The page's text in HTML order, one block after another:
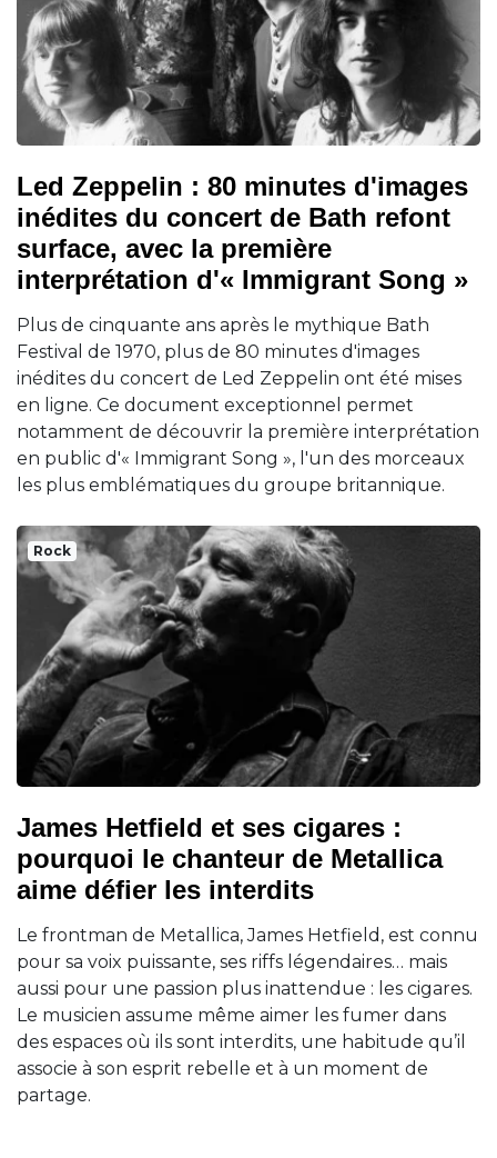
Led Zeppelin : 80 minutes d'images
inédites du concert de Bath refont
surface, avec la première
interprétation d'« Immigrant Song »
Plus de cinquante ans après le mythique Bath
Festival de 1970, plus de 80 minutes d'images
inédites du concert de Led Zeppelin ont été mises
en ligne. Ce document exceptionnel permet
notamment de découvrir la première interprétation
en public d'« Immigrant Song », l'un des morceaux
les plus emblématiques du groupe britannique.
Rock
James Hetfield et ses cigares :
pourquoi le chanteur de Metallica
aime défier les interdits
Le frontman de Metallica, James Hetfield, est connu
pour sa voix puissante, ses riffs légendaires… mais
aussi pour une passion plus inattendue : les cigares.
Le musicien assume même aimer les fumer dans
des espaces où ils sont interdits, une habitude qu’il
associe à son esprit rebelle et à un moment de
partage.